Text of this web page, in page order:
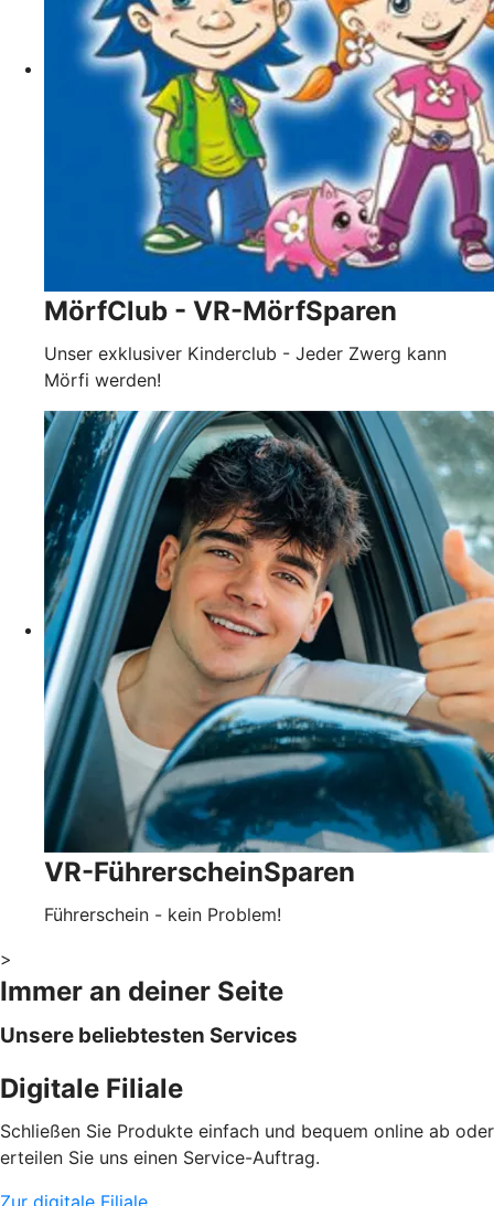
MörfClub - VR-MörfSparen
Unser exklusiver Kinderclub - Jeder Zwerg kann
Mörfi werden!
VR-FührerscheinSparen
Führerschein - kein Problem!
>
Immer an deiner Seite
Unsere beliebtesten Services
Digitale Filiale
Schließen Sie Produkte einfach und bequem online ab oder
erteilen Sie uns einen Service-Auftrag.
Zur digitale Filiale